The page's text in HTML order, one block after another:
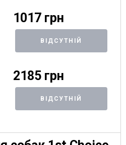
1017 грн
ВІДСУТНІЙ
2185 грн
ВІДСУТНІЙ